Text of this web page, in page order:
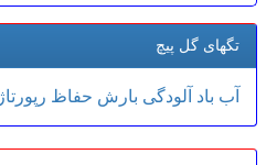
تگهای گل پیچ
آب باد آلودگی بارش حفاظ رپورتاژ